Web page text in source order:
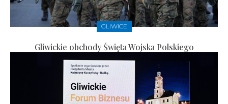
GLIWICE
Gliwickie obchody Święta Wojska Polskiego